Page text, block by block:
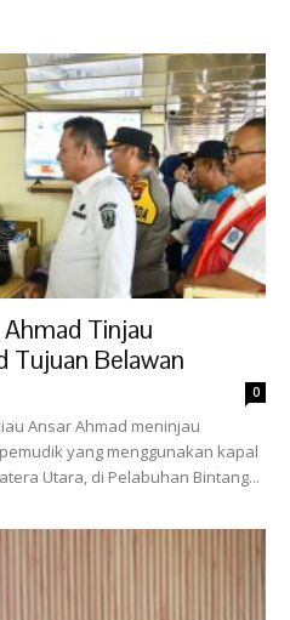
Tinjau
Tujuan Belawan
0
Ansar Ahmad meninjau
yang menggunakan kapal
Utara, di Pelabuhan Bintang...